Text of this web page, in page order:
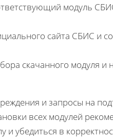
модуль
сайта СБИС и
скачанного модуля и
и запросы на
всех модулей
и убедиться в